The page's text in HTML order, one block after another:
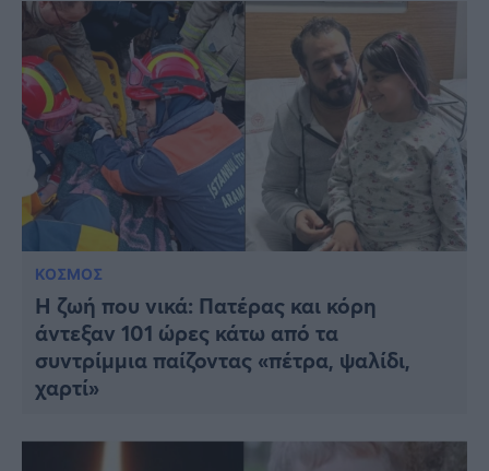
ΚΟΣΜΟΣ
Η ζωή που νικά: Πατέρας και κόρη
άντεξαν 101 ώρες κάτω από τα
συντρίμμια παίζοντας «πέτρα, ψαλίδι,
χαρτί»